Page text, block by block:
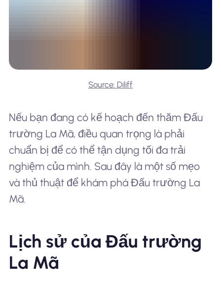
Source: Diliff
Nếu bạn đang có kế hoạch đến thăm Đấu
trường La Mã, điều quan trọng là phải
chuẩn bị để có thể tận dụng tối đa trải
nghiệm của mình. Sau đây là một số mẹo
và thủ thuật để khám phá Đấu trường La
Mã.
Lịch sử của Đấu trường
La Mã